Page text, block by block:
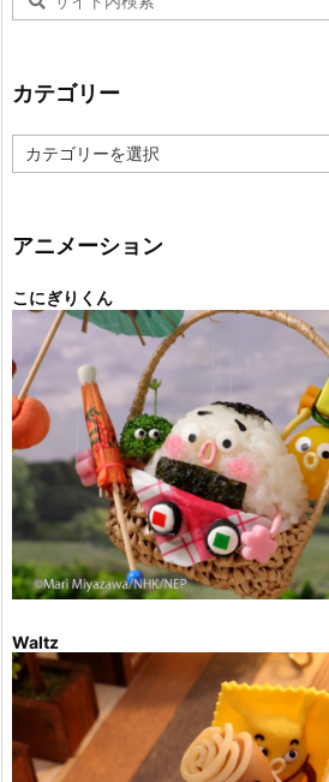
カテゴリー
テ
ー
アニメーション
こにぎりくん
Waltz